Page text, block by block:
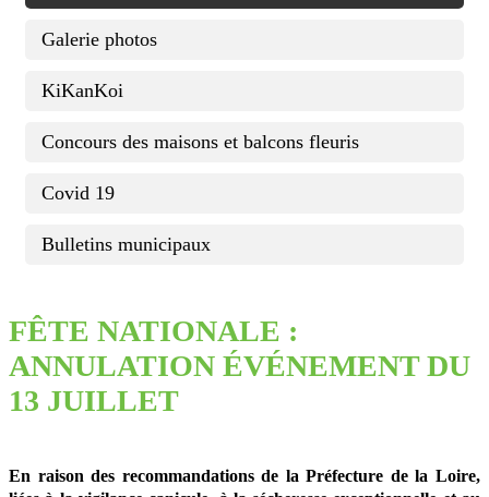
Galerie photos
KiKanKoi
Concours des maisons et balcons fleuris
Covid 19
Bulletins municipaux
FÊTE NATIONALE :
ANNULATION ÉVÉNEMENT DU
13 JUILLET
En raison des recommandations de la Préfecture de la Loire,